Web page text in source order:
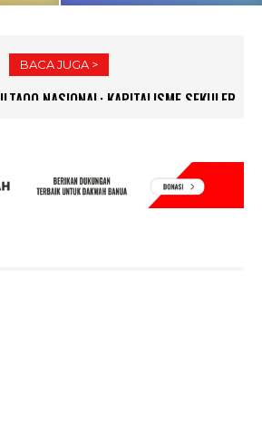
BACA JUGA >
NASIONAL: KAPITALISME SEKULER